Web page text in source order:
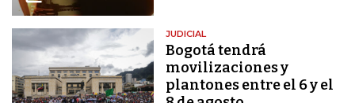
JUDICIAL
Bogotá tendrá
movilizaciones y
plantones entre el 6 y el